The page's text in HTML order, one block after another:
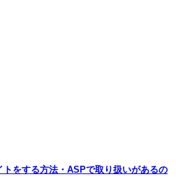
をする方法・ASPで取り扱いがあるの